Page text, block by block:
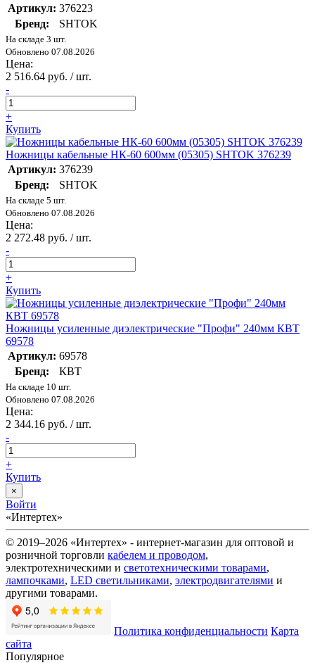
Артикул: 376223
Бренд:
SHTOK
На складе 3 шт.
Обновлено 07.08.2026
Цена:
2 516.64 руб. / шт.
-
+
Купить
Ножницы кабельные НК-60 600мм (05305) SHTOK 376239
Артикул: 376239
Бренд:
SHTOK
На складе 5 шт.
Обновлено 07.08.2026
Цена:
2 272.48 руб. / шт.
-
+
Купить
Ножницы усиленные диэлектрические "Профи" 240мм КВТ
69578
Артикул: 69578
Бренд:
КВТ
На складе 10 шт.
Обновлено 07.08.2026
Цена:
2 344.16 руб. / шт.
-
+
Купить
×
Войти
«Интертех»
© 2019–2026 «Интертех» - интернет-магазин для оптовой и
розничной торговли кабелем и проводом,
электротехническими и светотехническими товарами,
лампочками, LED светильниками, электродвигателями и
другими товарами.
Политика конфиденциальности Карта
сайта
Популярное